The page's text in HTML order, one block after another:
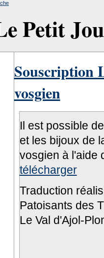
Petit
Souscription
vosgien
Il est possible
et les bijoux de
vosgien à l'aide
télécharger
Traduction
Patoisants des
Le Val d'Ajol-